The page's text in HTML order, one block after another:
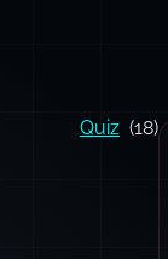
Quiz (18)